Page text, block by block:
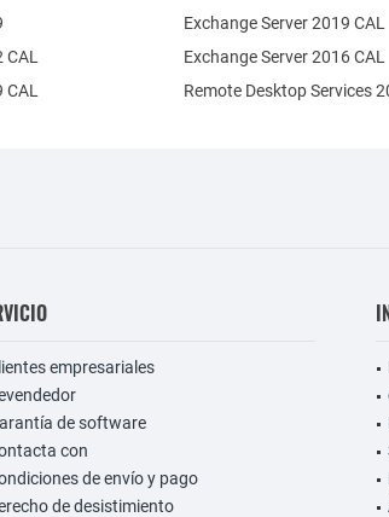
Remote Desktop Services
Exchange Server 2019 CAL
Exchange Server 2016 CAL
empresariales
de software
con
de envío y pago
de desistimiento